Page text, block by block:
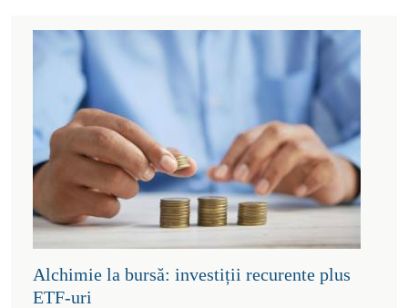
Alchimie la bursă: investiții recurente plus
ETF-uri